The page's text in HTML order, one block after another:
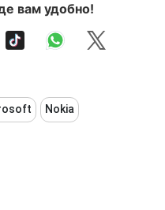
вам удобно!
Nokia